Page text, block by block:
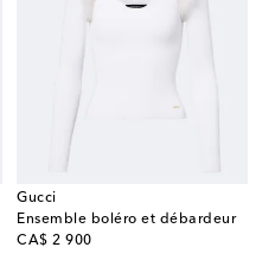
Gucci
Ensemble boléro et débardeur
CA$ 2 900
original price